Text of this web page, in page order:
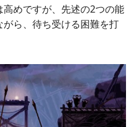
めですが、先述の2つの能
ら、待ち受ける困難を打